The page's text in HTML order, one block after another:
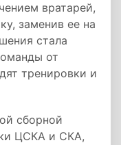
вратарей,
заменив ее на
стала
от
тренировки и
сборной
ЦСКА и СКА,